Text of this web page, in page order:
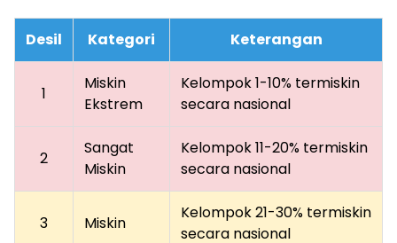
Desil Kategori Keterangan
1
Miskin
Ekstrem
Kelompok 1-10% termiskin
secara nasional
2
Sangat
Miskin
Kelompok 11-20% termiskin
secara nasional
3 Miskin
Kelompok 21-30% termiskin
secara nasional